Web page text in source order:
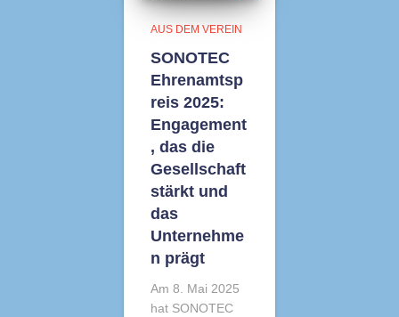
AUS DEM VEREIN
SONOTEC
Ehrenamtsp
reis 2025:
Engagement
, das die
Gesellschaft
stärkt und
das
Unternehme
n prägt
Am 8. Mai 2025
hat SONOTEC